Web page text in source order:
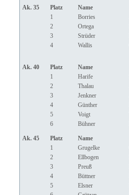
Ak. 35 Platz Name
1
Borries
2
Ortega
3
Strüder
4
Wallis
Ak. 40 Platz Name
1
Harife
2
Thalau
3
Jenkner
4
Günther
5
Voigt
6
Bühner
Ak. 45 Platz Name
1
Grugelke
2
Ellbogen
3
Preuß
4
Büttner
5
Elsner